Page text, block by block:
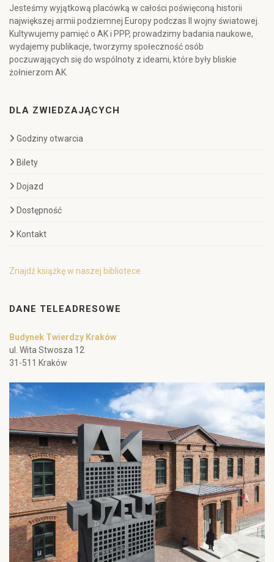
Jesteśmy wyjątkową placówką w całości poświęconą historii
największej armii podziemnej Europy podczas II wojny światowej.
Kultywujemy pamięć o AK i PPP, prowadzimy badania naukowe,
wydajemy publikacje, tworzymy społeczność osób
poczuwających się do wspólnoty z ideami, które były bliskie
żołnierzom AK.
DLA ZWIEDZAJĄCYCH
Godziny otwarcia
Bilety
Dojazd
Dostępność
Kontakt
Znajdź książkę w naszej bibliotece
DANE TELEADRESOWE
Budynek Twierdzy Kraków
ul. Wita Stwosza 12
31-511 Kraków